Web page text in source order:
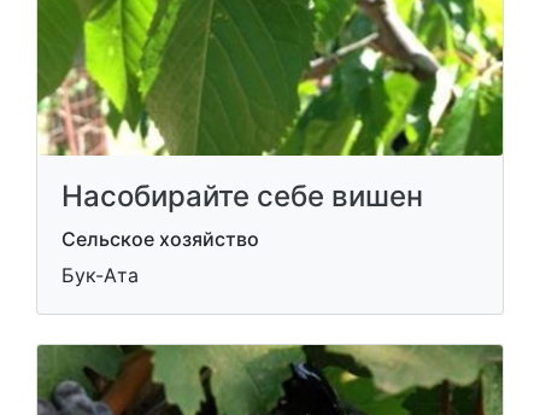
Насобирайте себе вишен
Сельское хозяйство
Бук-Ата